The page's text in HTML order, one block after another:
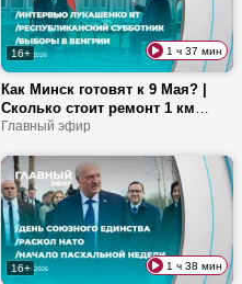
16+ 1 ч 37 мин
Как Минск готовят к 9 Мая? |
Сколько стоит ремонт 1 км
дороги? | Какая прививка
Главный эфир
16+ 1 ч 38 мин